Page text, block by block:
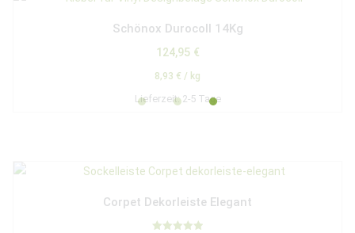
Schönox Durocoll 14Kg
124,95 €
8,93 € / kg
Lieferzeit:2-5 Tage
Corpet Dekorleiste Elegant